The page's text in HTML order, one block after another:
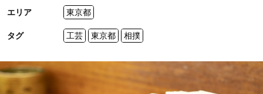
エリア 東京都
タグ 工芸 東京都 相撲